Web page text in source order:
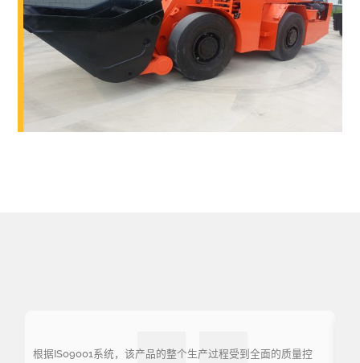
根据IS09001系统，该产品的整个生产过程受到全面的质量控